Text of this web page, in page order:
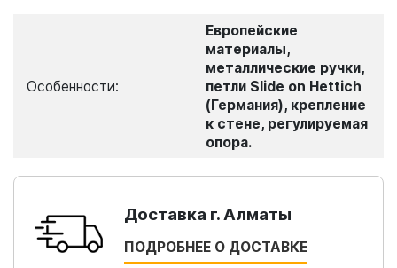
Особенности:
Европейские
материалы,
металлические ручки,
петли Slide on Hettich
(Германия), крепление
к стене, регулируемая
опора.
Доставка г. Алматы
ПОДРОБНЕЕ О ДОСТАВКЕ